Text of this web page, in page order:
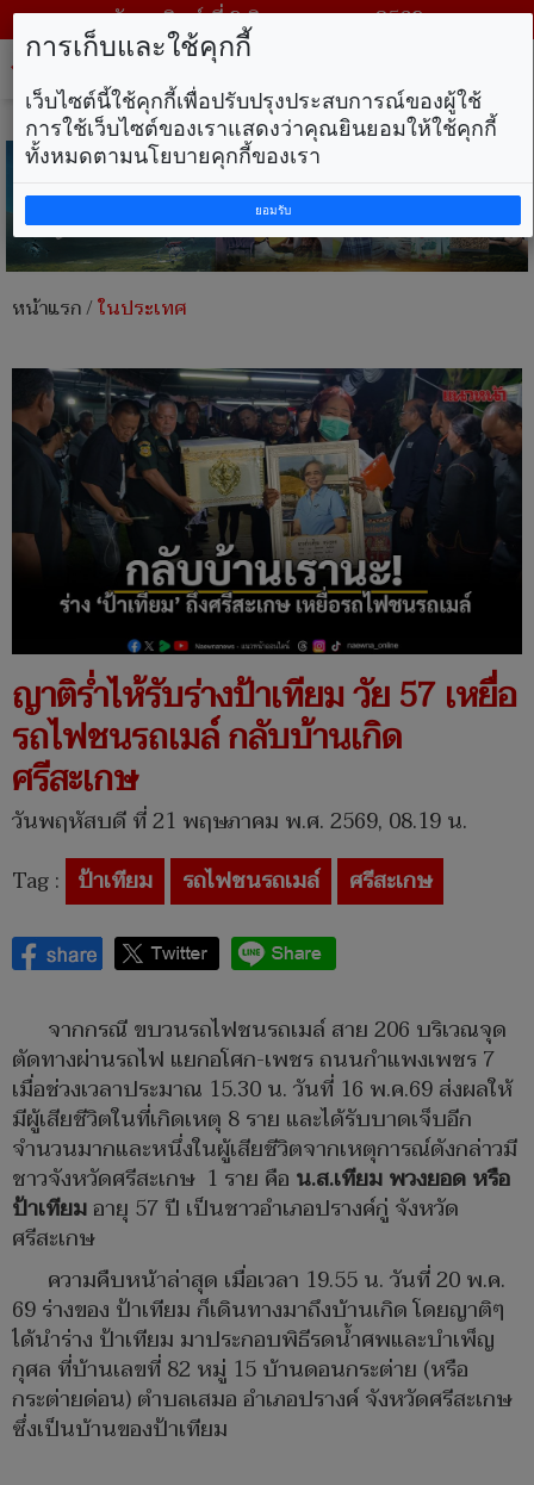
วันอาทิตย์ ที่ 9 สิงหาคม พ.ศ. 2569
หน้าแรก/ในประเทศ
ญาติร่ำไห้รับร่างป้าเทียม วัย 57 เหยื่อ
รถไฟชนรถเมล์ กลับบ้านเกิด
ศรีสะเกษ
วันพฤหัสบดี ที่ 21 พฤษภาคม พ.ศ. 2569, 08.19 น.
Tag : ป้าเทียม รถไฟชนรถเมล์ ศรีสะเกษ
จากกรณี ขบวนรถไฟชนรถเมล์ สาย 206 บริเวณจุด
ตัดทางผ่านรถไฟ แยกอโศก-เพชร ถนนกำแพงเพชร 7
เมื่อช่วงเวลาประมาณ 15.30 น. วันที่ 16 พ.ค.69 ส่งผลให้
มีผู้เสียชีวิตในที่เกิดเหตุ 8 ราย และได้รับบาดเจ็บอีก
จำนวนมากและหนึ่งในผู้เสียชีวิตจากเหตุการณ์ดังกล่าวมี
ชาวจังหวัดศรีสะเกษ 1 ราย คือ น.ส.เทียม พวงยอด หรือ
ป้าเทียมอายุ 57 ปี เป็นชาวอำเภอปรางค์กู่ จังหวัด
ศรีสะเกษ
ความคืบหน้าล่าสุด เมื่อเวลา 19.55 น. วันที่ 20 พ.ค.
69 ร่างของ ป้าเทียม ก็เดินทางมาถึงบ้านเกิด โดยญาติๆ
ได้นำร่าง ป้าเทียม มาประกอบพิธีรดน้ำศพและบำเพ็ญ
กุศล ที่บ้านเลขที่ 82 หมู่ 15 บ้านดอนกระต่าย (หรือ
กระต่ายด่อน) ตำบลเสมอ อำเภอปรางค์ จังหวัดศรีสะเกษ
ซึ่งเป็นบ้านของป้าเทียม
การเก็บและใช้คุกกี้
เว็บไซต์นี้ใช้คุกกี้เพื่อปรับปรุงประสบการณ์ของผู้ใช้
การใช้เว็บไซต์ของเราแสดงว่าคุณยินยอมให้ใช้คุกกี้
ทั้งหมดตามนโยบายคุกกี้ของเรา
ยอมรับ